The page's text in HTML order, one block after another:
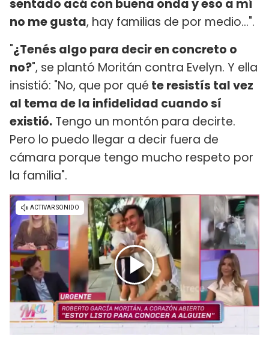
sentado acá con buena onda y eso a mí
no me gusta, hay familias de por medio...".
"¿Tenés algo para decir en concreto o
no?", se plantó Moritán contra Evelyn. Y ella
insistió: "No, que por qué te resistís tal vez
al tema de la infidelidad cuando sí
existió. Tengo un montón para decirte.
Pero lo puedo llegar a decir fuera de
cámara porque tengo mucho respeto por
la familia".